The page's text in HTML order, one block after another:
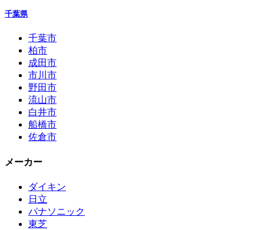
千葉県
千葉市
柏市
成田市
市川市
野田市
流山市
白井市
船橋市
佐倉市
メーカー
ダイキン
日立
パナソニック
東芝